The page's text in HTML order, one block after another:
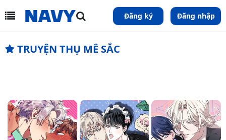
Đăng ký Đăng nhập
TRUYỆN THỤ MÊ SẮC